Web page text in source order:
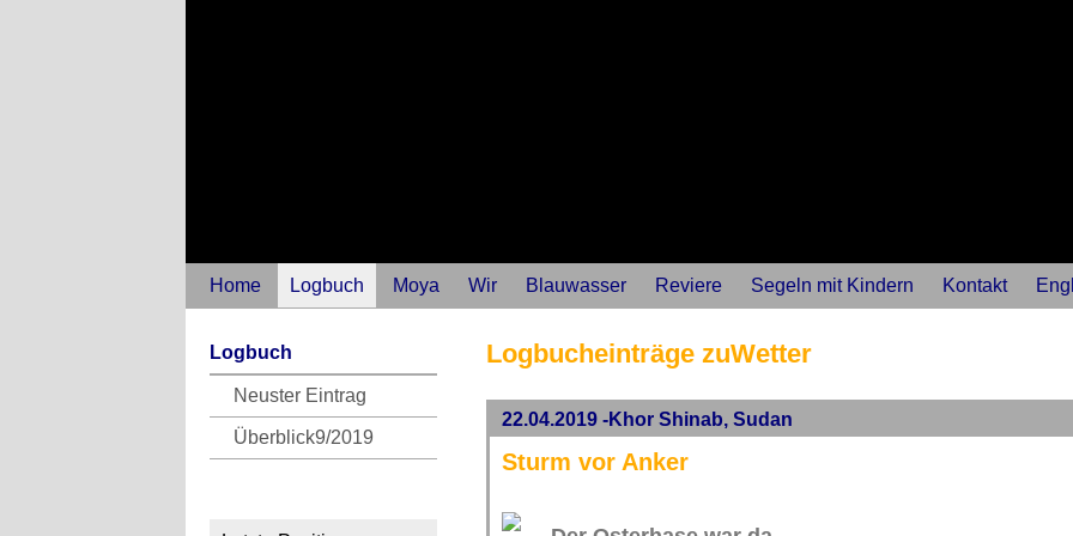
Home Logbuch Moya Wir Blauwasser Reviere Segeln mit Kindern Kontakt
Logbuch
Neuster Eintrag
Überblick9/2019
Logbucheinträge zuWetter
22.04.2019 -Khor Shinab, Sudan
Sturm vor Anker